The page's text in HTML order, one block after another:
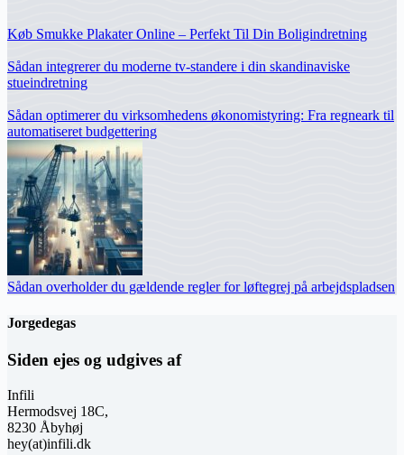
Køb Smukke Plakater Online – Perfekt Til Din Boligindretning
Sådan integrerer du moderne tv-standere i din skandinaviske
stueindretning
Sådan optimerer du virksomhedens økonomistyring: Fra regneark til
automatiseret budgettering
Sådan overholder du gældende regler for løftegrej på arbejdspladsen
Jorgedegas
Siden ejes og udgives af
Infili
Hermodsvej 18C,
8230 Åbyhøj
hey(at)infili.dk